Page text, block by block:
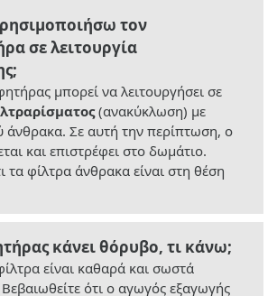
τον
σε λειτουργία
μπορεί να λειτουργήσει σε
(ανακύκλωση) με
άνθρακα. Σε αυτή την περίπτωση, ο
και επιστρέφει στο δωμάτιο.
τα φίλτρα άνθρακα είναι στη θέση
κάνει θόρυβο, τι κάνω;
είναι καθαρά και σωστά
ότι ο αγωγός εξαγωγής